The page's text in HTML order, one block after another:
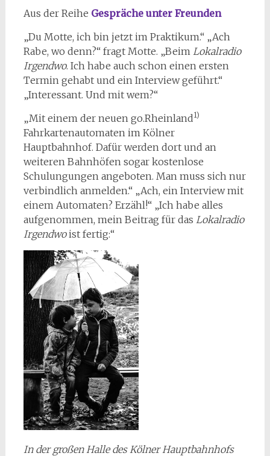
Aus der Reihe Gespräche unter Freunden
„Du Motte, ich bin jetzt im Praktikum.“ „Ach
Rabe, wo denn?“ fragt Motte. „Beim Lokalradio
Irgendwo. Ich habe auch schon einen ersten
Termin gehabt und ein Interview geführt.“
„Interessant. Und mit wem?“
„Mit einem der neuen go.Rheinland1)
Fahrkartenautomaten im Kölner
Hauptbahnhof. Dafür werden dort und an
weiteren Bahnhöfen sogar kostenlose
Schulungungen angeboten. Man muss sich nur
verbindlich anmelden.“ „Ach, ein Interview mit
einem Automaten? Erzähl!“ „Ich habe alles
aufgenommen, mein Beitrag für das Lokalradio
Irgendwoist fertig:“
In der großen Halle des Kölner Hauptbahnhofs